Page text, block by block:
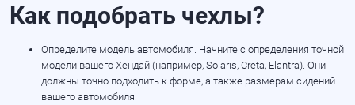
Как подобрать чехлы?
Определите модель автомобиля. Начните с определения точной
модели вашего Хендай (например, Solaris, Creta, Elantra). Они
должны точно подходить к форме, а также размерам сидений
вашего автомобиля.